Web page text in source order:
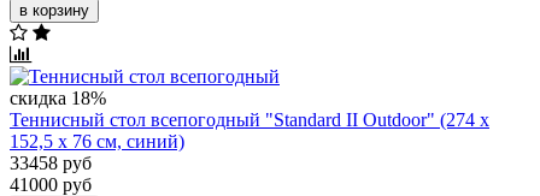
в корзину
скидка 18%
Теннисный стол всепогодный "Standard II Outdoor" (274 х
152,5 х 76 см, синий)
33458 руб
41000 руб